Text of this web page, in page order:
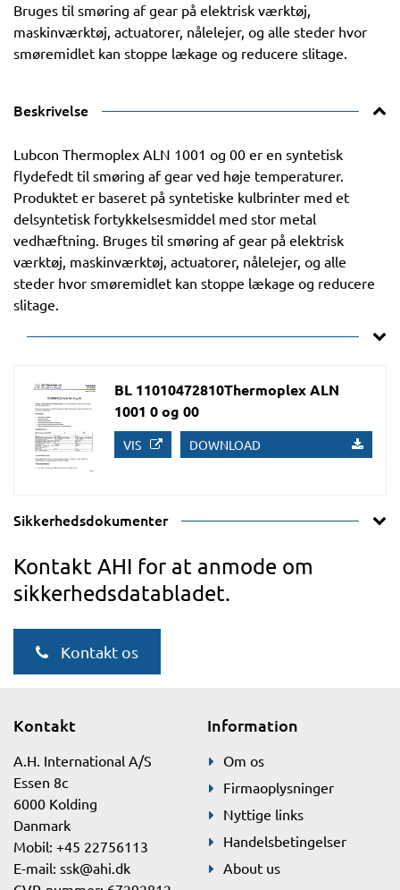
Bruges til smøring af gear på elektrisk værktøj,
maskinværktøj, actuatorer, nålelejer, og alle steder hvor
smøremidlet kan stoppe lækage og reducere slitage.
Beskrivelse
Lubcon Thermoplex ALN 1001 og 00 er en syntetisk
flydefedt til smøring af gear ved høje temperaturer.
Produktet er baseret på syntetiske kulbrinter med et
delsyntetisk fortykkelsesmiddel med stor metal
vedhæftning. Bruges til smøring af gear på elektrisk
værktøj, maskinværktøj, actuatorer, nålelejer, og alle
steder hvor smøremidlet kan stoppe lækage og reducere
slitage.
BL 11010472810Thermoplex ALN
1001 0 og 00
VIS DOWNLOAD
Sikkerhedsdokumenter
Kontakt AHI for at anmode om
sikkerhedsdatabladet.
Kontakt os
Kontakt
A.H. International A/S
Essen 8c
6000 Kolding
Danmark
Mobil: +45 22756113
E-mail: ssk@ahi.dk
Information
Om os
Firmaoplysninger
Nyttige links
Handelsbetingelser
About us